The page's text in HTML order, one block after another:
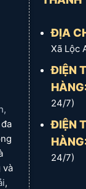
rèm bằng tay hoặc
tơ và kéo gọn về 1 bên
2 bên trái phải của
- 24 Tháng
tính trên 1m hoàn
và
,
ĐỊA
Xã Lộc
ĐIỆN
24/7)
ĐIỆN
24/7)